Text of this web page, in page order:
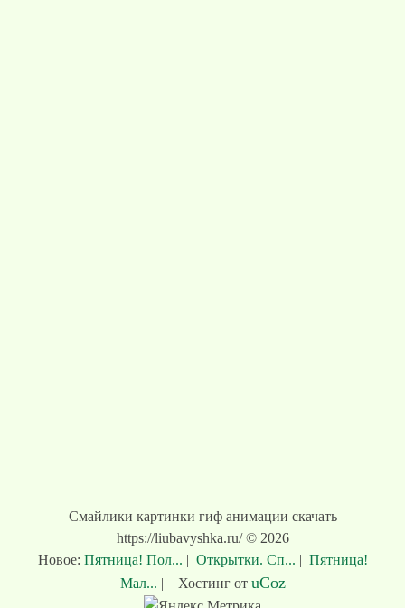
Смайлики картинки гиф анимации скачать
https://liubavyshka.ru/ © 2026
Новое: Пятница! Пол... | Открытки. Сп... | Пятница!
Мал... | Хостинг от uCoz